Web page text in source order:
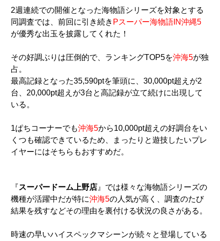
2週連続での開催となった海物語シリーズを対象とする
同調査では、前回に引き続き Pスーパー海物語IN沖縄5
が優秀な出玉を披露してくれた！
その好調ぶりは圧倒的で、ランキングTOP5を沖海5が独
占。
最高記録となった35,590ptを筆頭に、30,000pt超えが2
台、20,000pt超えが3台と高記録が立て続けに出現して
いる。
1ぱちコーナーでも沖海5から10,000pt超えの好調台をい
くつも確認できているため、まったりと遊技したいプレ
イヤーにはそちらもおすすめだ。
『スーパードーム上野店 』では様々な海物語シリーズの
機種が活躍中だが特に沖海5の人気が高く、調査のたび
結果を残すなどその理由を裏付ける状況の良さがある。
時速の早いハイスペックマシーンが続々と登場している